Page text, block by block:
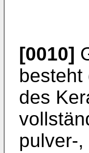
[0010]
besteht
des
pulver-